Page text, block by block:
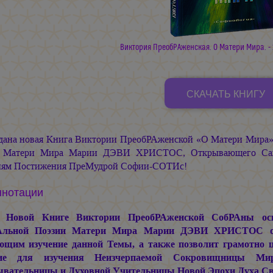
Виктория ПреобРАженская. О Матери Мира.-
СКАЧАТЬ КНИГУ
нажмите чтобы скачать
11,1 MB PDF
новая Книга Виктории ПреобРАженской «О Матери
Матери МираМарии ДЭВИ ХРИСТОС, Открывающего
Постижения ПреМудрой Софии-СОТИс!
Новой Книге Виктории ПреобРАженской СобРАны
Поэзии Матери Мира Марии ДЭВИ ХРИСТОС
изучение данной Темы, а также позволит грамотно
для изучения Неизчерпаемой Сокровищницы